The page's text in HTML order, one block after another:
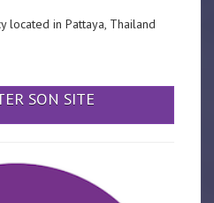
located in Pattaya, Thailand
SON SITE